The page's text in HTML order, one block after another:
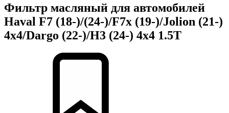
Фильтр масляный для автомобилей
Haval F7 (18-)/(24-)/F7x (19-)/Jolion (21-)
4x4/Dargo (22-)/H3 (24-) 4x4 1.5T